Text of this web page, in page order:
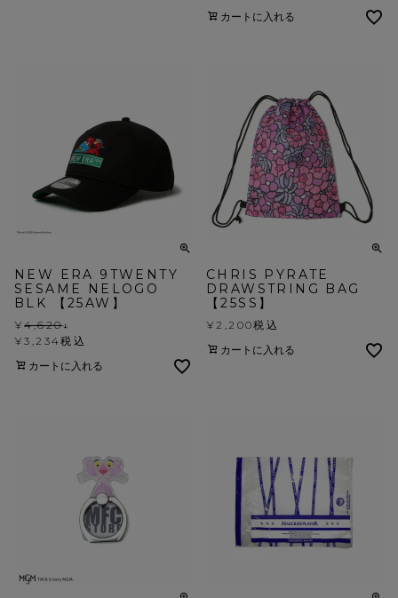
カートに入れる
NEW ERA 9TWENTY
SESAME NELOGO
BLK 【25AW】
¥4,620↓
¥3,234税込
カートに入れる
CHRIS PYRATE
DRAWSTRING BAG
【25SS】
¥ 2,200税込
カートに入れる